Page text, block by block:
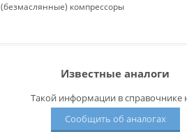
компрессоры
Известные аналоги
Такой информации в справочнике
Сообщить об аналогах